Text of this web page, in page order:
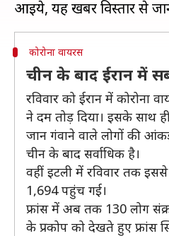
कोरोना वायरस
चीन के बाद ईरान में
रविवार को ईरान में कोरोना
ने दम तोड़ दिया। इसके साथ
जान गंवाने वाले लोगों की
चीन के बाद सर्वाधिक है।
वहीं इटली में रविवार तक
1,694 पहुंच गई।
फ्रांस में अब तक 130 लोग
के प्रकोप को देखते हुए फ्रांस